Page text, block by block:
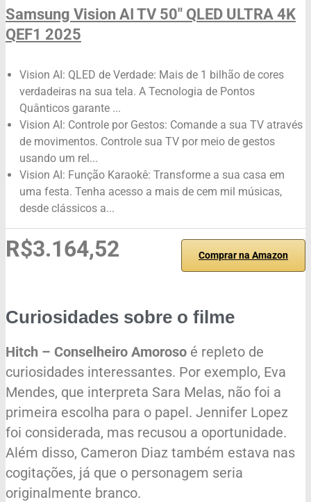
Samsung Vision AI TV 50" QLED ULTRA 4K
QEF1 2025
Vision AI: QLED de Verdade: Mais de 1 bilhão de cores
verdadeiras na sua tela. A Tecnologia de Pontos
Quânticos garante ...
Vision AI: Controle por Gestos: Comande a sua TV através
de movimentos. Controle sua TV por meio de gestos
usando um rel...
Vision AI: Função Karaokê: Transforme a sua casa em
uma festa. Tenha acesso a mais de cem mil músicas,
desde clássicos a...
R$3.164,52 Comprar na Amazon
Curiosidades sobre o filme
Hitch – Conselheiro Amoroso é repleto de
curiosidades interessantes. Por exemplo, Eva
Mendes, que interpreta Sara Melas, não foi a
primeira escolha para o papel. Jennifer Lopez
foi considerada, mas recusou a oportunidade.
Além disso, Cameron Diaz também estava nas
cogitações, já que o personagem seria
originalmente branco.